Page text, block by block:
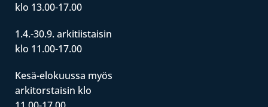
klo 13.00-17.00
1.4.-30.9. arkitiistaisin
klo 11.00-17.00
Kesä-elokuussa myös
arkitorstaisin klo